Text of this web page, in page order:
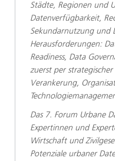
​​​​​Städte, Regionen und
Datenverfügbarkeit,
Sekundarnutzung und
Herausforderungen:
Readiness, Data
zuerst per strategischer
Verankerung,
​Das 7. Forum Urbane
Expertinnen und
Wirtschaft und
Potenziale urbaner